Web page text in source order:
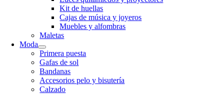
Kit de huellas
Cajas de música y joyeros
Muebles y alfombras
Maletas
Moda
Primera puesta
Gafas de sol
Bandanas
Accesorios pelo y bisutería
Calzado